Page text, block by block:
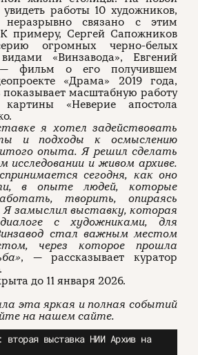
работы 10 художников,
неразрывно связано с этим
примеру, Сергей Сапожников
огромных черно-белых
«Винзавода», Евгений
— фильм о его получившем
«Драма» 2019 года,
масштабную работу
«Неверие апостола
я хотел задействовать
и подходы к осмыслению
опыта. Я решил сделать
исследовании и живом архиве.
сегодня, как оно
в опыте людей, которые
творить, опираясь
Я замыслил выставку, которая
с художниками, для
стал важным местом
через которое прошла
, — рассказывает куратор
до 11 января 2026.
эта яркая и полная событий
на нашем сайте.
вторая выставка НИИ Архив на